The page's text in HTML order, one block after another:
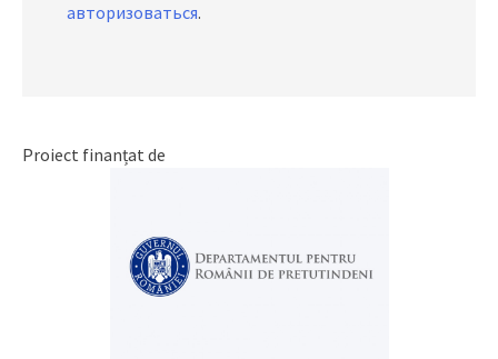
авторизоваться.
Proiect finanțat de